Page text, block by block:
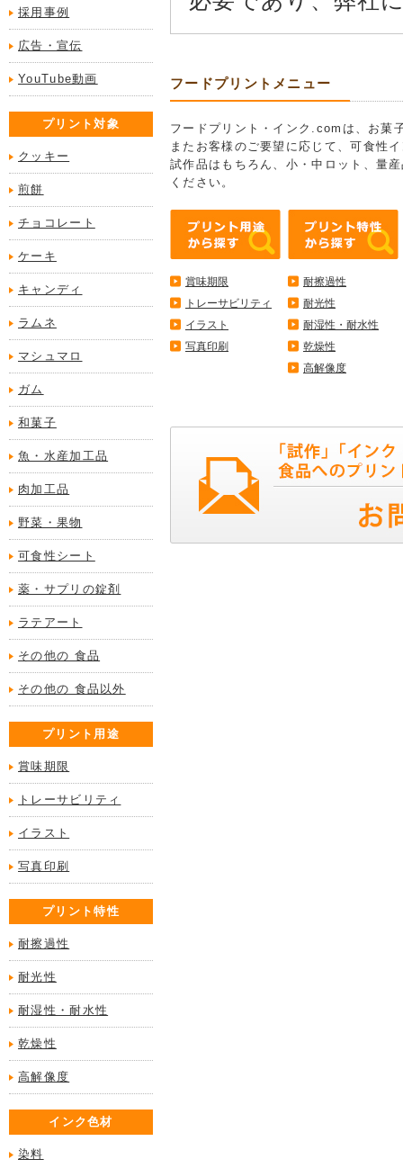
採用事例
広告・宣伝
YouTube動画
プリント対象
クッキー
煎餅
チョコレート
ケーキ
キャンディ
ラムネ
マシュマロ
ガム
和菓子
魚・水産加工品
肉加工品
野菜・果物
可食性シート
薬・サプリの錠剤
ラテアート
その他の 食品
その他の 食品以外
プリント用途
賞味期限
トレーサビリティ
イラスト
写真印刷
プリント特性
耐擦過性
耐光性
耐湿性・耐水性
乾燥性
高解像度
インク色材
染料
フードプリントメニュー
フードプリント・インク.comは、お菓
またお客様のご要望に応じて、可食性
試作品はもちろん、小・中ロット、量
ください。
賞味期限
トレーサビリティ
イラスト
写真印刷
耐擦過性
耐光性
耐湿性・耐水性
乾燥性
高解像度